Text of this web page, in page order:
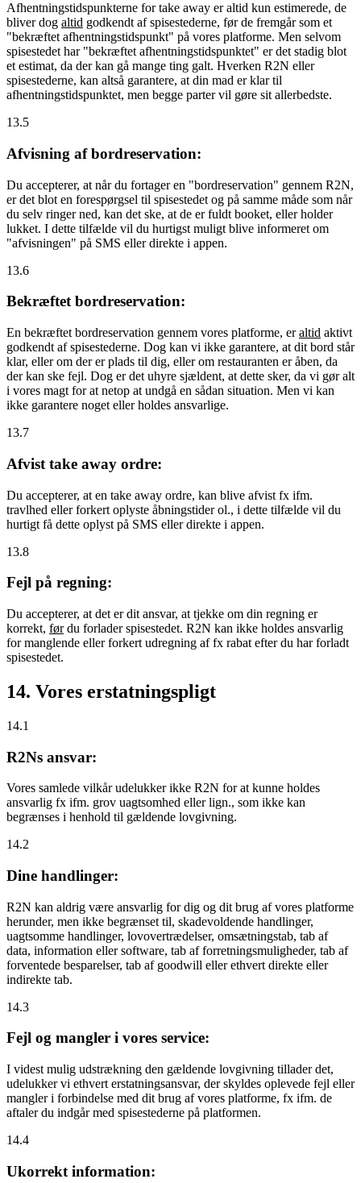
Afhentningstidspunkterne for take away er altid kun estimerede, de
bliver dog altid godkendt af spisestederne, før de fremgår som et
"bekræftet afhentningstidspunkt" på vores platforme. Men selvom
spisestedet har "bekræftet afhentningstidspunktet" er det stadig blot
et estimat, da der kan gå mange ting galt. Hverken R2N eller
spisestederne, kan altså garantere, at din mad er klar til
afhentningstidspunktet, men begge parter vil gøre sit allerbedste.
13.5
Afvisning af bordreservation:
Du accepterer, at når du fortager en "bordreservation" gennem R2N,
er det blot en forespørgsel til spisestedet og på samme måde som når
du selv ringer ned, kan det ske, at de er fuldt booket, eller holder
lukket. I dette tilfælde vil du hurtigst muligt blive informeret om
"afvisningen" på SMS eller direkte i appen.
13.6
Bekræftet bordreservation:
En bekræftet bordreservation gennem vores platforme, eraltid aktivt
godkendt af spisestederne. Dog kan vi ikke garantere, at dit bord står
klar, eller om der er plads til dig, eller om restauranten er åben, da
der kan ske fejl. Dog er det uhyre sjældent, at dette sker, da vi gør alt
i vores magt for at netop at undgå en sådan situation. Men vi kan
ikke garantere noget eller holdes ansvarlige.
13.7
Afvist take away ordre:
Du accepterer, at en take away ordre, kan blive afvist fx ifm.
travlhed eller forkert oplyste åbningstider ol., i dette tilfælde vil du
hurtigt få dette oplyst på SMS eller direkte i appen.
13.8
Fejl på regning:
Du accepterer, at det er dit ansvar, at tjekke om din regning er
korrekt, førdu forlader spisestedet. R2N kan ikke holdes ansvarlig
for manglende eller forkert udregning af fx rabat efter du har forladt
spisestedet.
14. Vores erstatningspligt
14.1
R2Ns ansvar:
Vores samlede vilkår udelukker ikke R2N for at kunne holdes
ansvarlig fx ifm. grov uagtsomhed eller lign., som ikke kan
begrænses i henhold til gældende lovgivning.
14.2
Dine handlinger:
R2N kan aldrig være ansvarlig for dig og dit brug af vores platforme
herunder, men ikke begrænset til, skadevoldende handlinger,
uagtsomme handlinger, lovovertrædelser, omsætningstab, tab af
data, information eller software, tab af forretningsmuligheder, tab af
forventede besparelser, tab af goodwill eller ethvert direkte eller
indirekte tab.
14.3
Fejl og mangler i vores service:
I videst mulig udstrækning den gældende lovgivning tillader det,
udelukker vi ethvert erstatningsansvar, der skyldes oplevede fejl eller
mangler i forbindelse med dit brug af vores platforme, fx ifm. de
aftaler du indgår med spisestederne på platformen.
14.4
Ukorrekt information: